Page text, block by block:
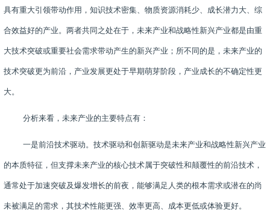
具有重大引领带动作用，知识技术密集、物质资源消耗少、成长潜力大、综
合效益好的产业。两者共同之处在于，未来产业和战略性新兴产业都是由重
大技术突破或重要社会需求带动产生的新兴产业；所不同的是，未来产业的
技术突破更为前沿，产业发展更处于早期萌芽阶段，产业成长的不确定性更
大。
分析来看，未来产业的主要特点有：
一是前沿技术驱动。技术驱动和创新驱动是未来产业和战略性新兴产业
的本质特征，但支撑未来产业的核心技术属于突破性和颠覆性的前沿技术，
通常处于加速突破及爆发增长的前夜，能够满足人类的根本需求或潜在的尚
未被满足的需求，其技术性能更强、效率更高、成本更低或体验更好。